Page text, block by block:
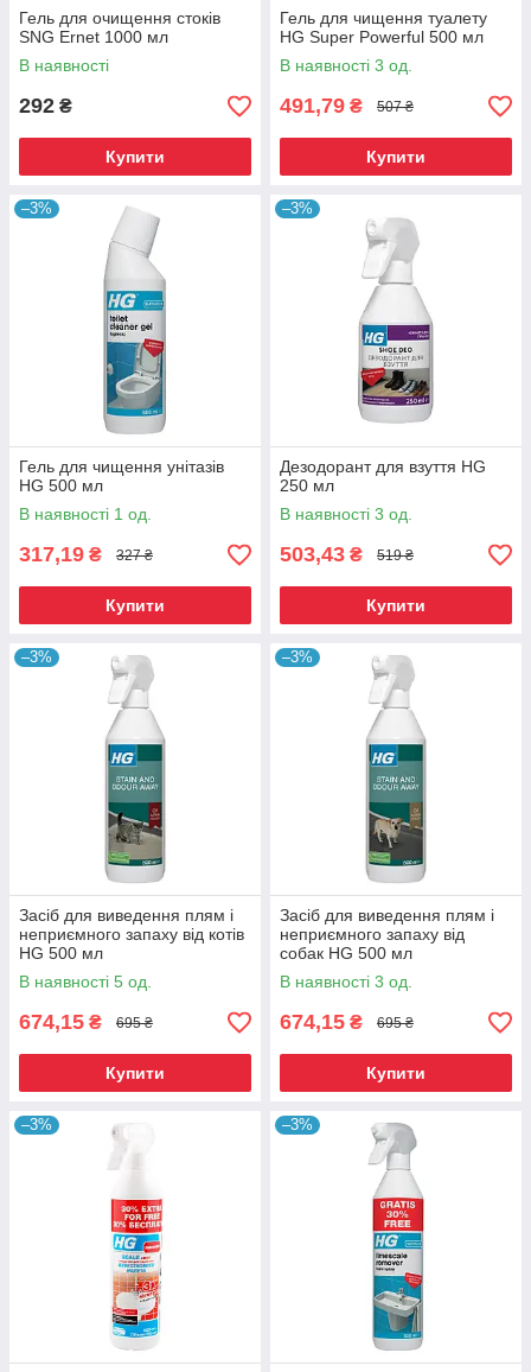
Гель для очищення стоків
SNG Ernet 1000 мл
В наявності
292 ₴
Купити
Гель для чищення туалету
HG Super Powerful 500 мл
В наявності 3 од.
491,79 ₴ 507 ₴
Купити
–3%
Гель для чищення унітазів
HG 500 мл
В наявності 1 од.
317,19 ₴ 327 ₴
Купити
–3%
Дезодорант для взуття HG
250 мл
В наявності 3 од.
503,43 ₴ 519 ₴
Купити
–3%
Засіб для виведення плям і
неприємного запаху від котів
HG 500 мл
В наявності 5 од.
674,15 ₴ 695 ₴
Купити
–3%
Засіб для виведення плям і
неприємного запаху від
собак HG 500 мл
В наявності 3 од.
674,15 ₴ 695 ₴
Купити
–3% –3%